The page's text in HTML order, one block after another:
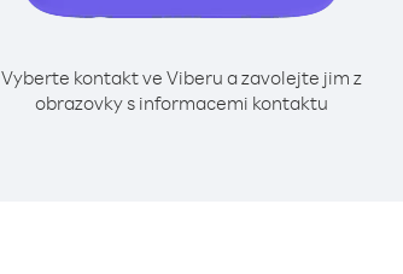
Vyberte kontakt ve Viberu a zavolejte jim z
obrazovky s informacemi kontaktu